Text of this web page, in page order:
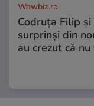
Wowbiz.ro
Codruța Filip
surprinși din
au crezut că